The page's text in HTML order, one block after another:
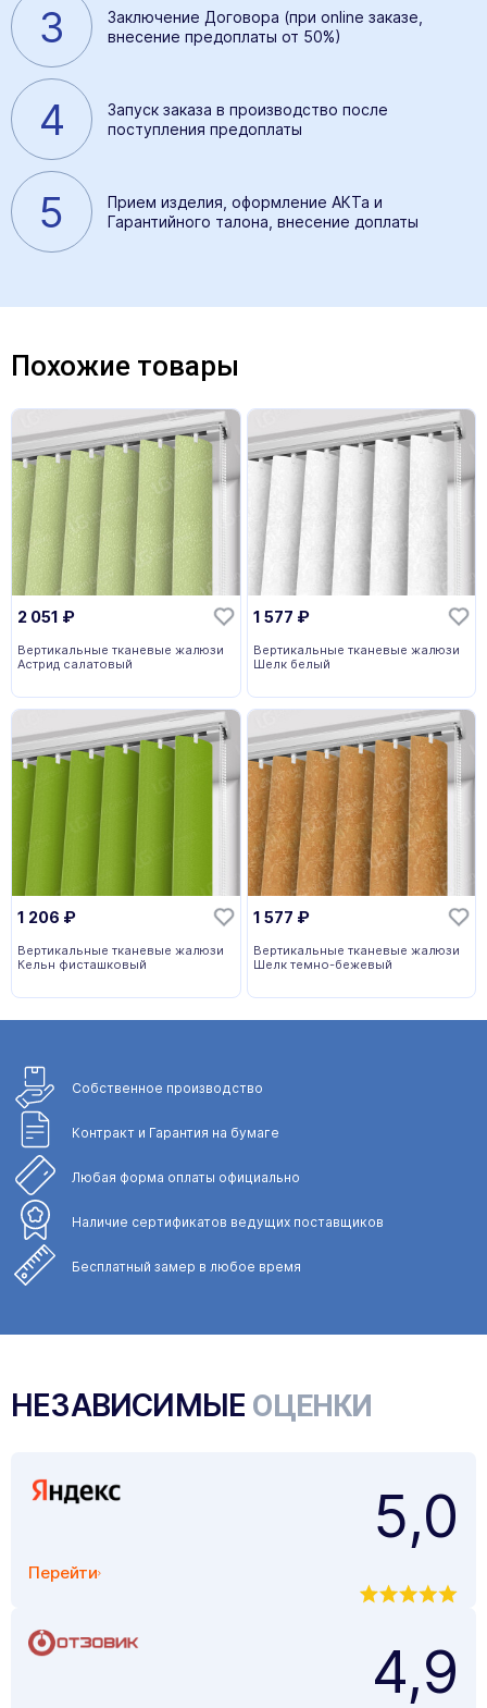
3
Заключение Договора (при online заказе,
внесение предоплаты от 50%)
4
Запуск заказа в производство после
поступления предоплаты
5
Прием изделия, оформление АКТа и
Гарантийного талона, внесение доплаты
Похожие товары
2 051 ₽
Вертикальные тканевые жалюзи
Астрид салатовый
1 577 ₽
Вертикальные тканевые жалюзи
Шелк белый
1 206 ₽
Вертикальные тканевые жалюзи
Кельн фисташковый
1 577 ₽
Вертикальные тканевые жалюзи
Шелк темно-бежевый
Собственное производство
Контракт и Гарантия на бумаге
Любая форма оплаты официально
Наличие сертификатов ведущих поставщиков
Бесплатный замер в любое время
НЕЗАВИСИМЫЕ ОЦЕНКИ
Перейти
5,0
4,9